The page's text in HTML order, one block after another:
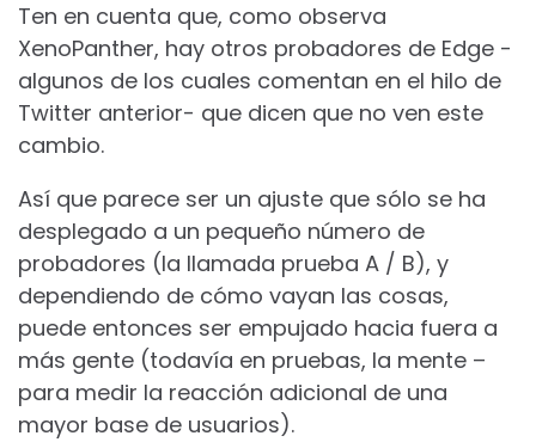
Ten en cuenta que, como observa
XenoPanther, hay otros probadores de Edge -
algunos de los cuales comentan en el hilo de
Twitter anterior- que dicen que no ven este
cambio.
Así que parece ser un ajuste que sólo se ha
desplegado a un pequeño número de
probadores (la llamada prueba A / B), y
dependiendo de cómo vayan las cosas,
puede entonces ser empujado hacia fuera a
más gente (todavía en pruebas, la mente –
para medir la reacción adicional de una
mayor base de usuarios).